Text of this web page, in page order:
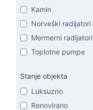
Kamin
Norveški radijatori
Mermerni radijatori
Toplotne pumpe
Stanje objekta
Luksuzno
Renovirano